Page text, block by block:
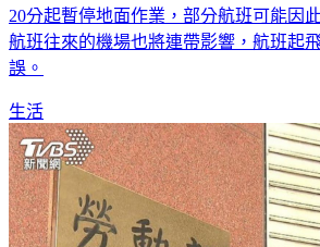
20分起暫停地面作業，部分航班可能因
航班往來的機場也將連帶影響，航班起
誤。
生活